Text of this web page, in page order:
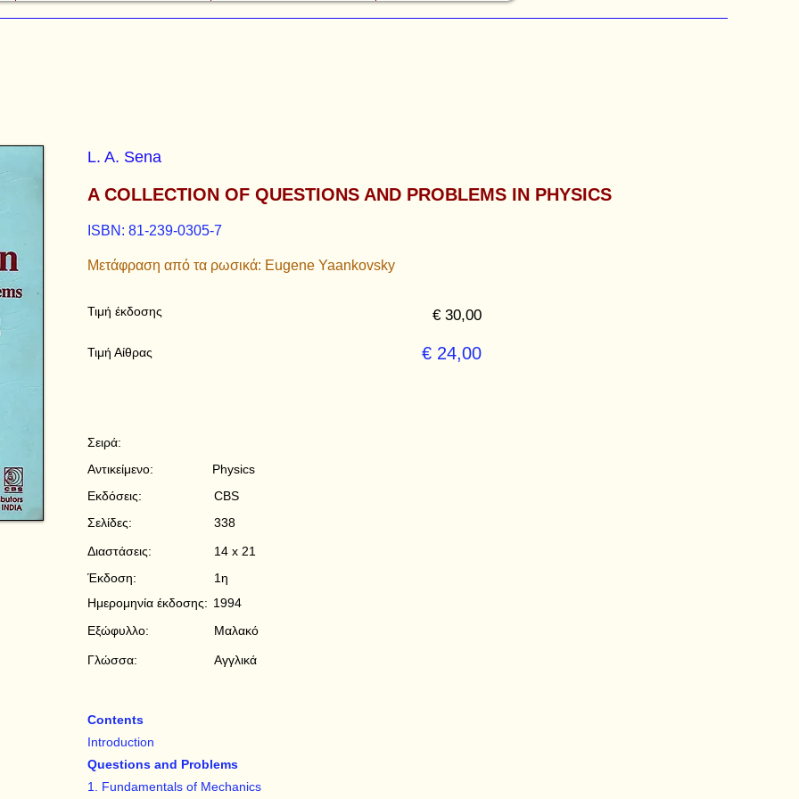
L. A. Sena
A COLLECTION OF QUESTIONS AND PROBLEMS IN PHYSICS
ISBN: 81-239-0305-7
Μετάφραση από τα ρωσικά: Eugene Yaankovsky
Τιμή έκδοσης
Τιμή Αίθρας
€ 30,00
€ 24,00
Physics
CBS
338
14 x 21
1η
1994
Μαλακό
Αγγλικά
Σειρά:
Αντικείμενο:
Εκδόσεις:
Σελίδες:
Διαστάσεις:
Έκδοση:
Ημερομηνία έκδοσης:
Εξώφυλλο:
Γλώσσα:
Contents
Introduction
Questions and Problems
1. Fundamentals of Mechanics